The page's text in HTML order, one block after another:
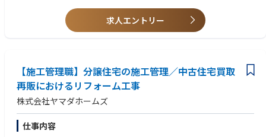
場、データセンター等様々な用途の建物の生涯を当社ビル管理部門でお引
き受けしています。
各種建造物のリニューアルや耐震補強工事や清水建設グループのアフター
サービスの要（ビル管理事業）を担う会社として今後も安定した事業を展
開し、着実な発展が期待できます。
求人エントリー
【施工管理職】分譲住宅の施工管理／中古住宅買取
再販におけるリフォーム工事
株式会社ヤマダホームズ
仕事内容